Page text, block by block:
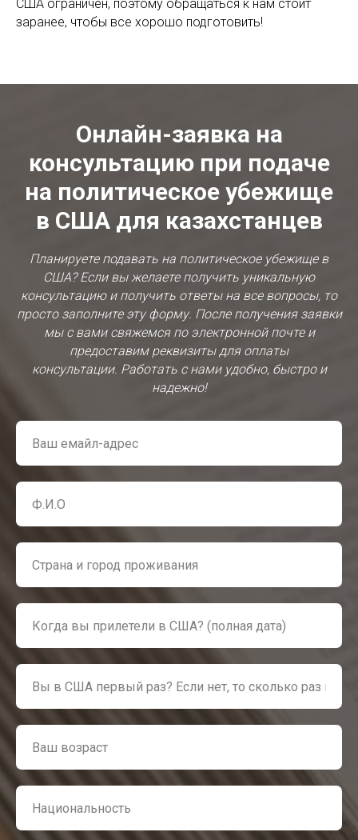
США ограничен, поэтому обращаться к нам стоит
заранее, чтобы все хорошо подготовить!
Онлайн-заявка на
консультацию при подаче
на политическое убежище
в США для казахстанцев
Планируете подавать на политическое убежище в
США? Если вы желаете получить уникальную
консультацию и получить ответы на все вопросы, то
просто заполните эту форму. После получения заявки
мы с вами свяжемся по электронной почте и
предоставим реквизиты для оплаты
консультации. Работать с нами удобно, быстро и
надежно!